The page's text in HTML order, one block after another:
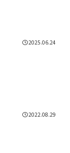
2025.06.24
2022.08.29